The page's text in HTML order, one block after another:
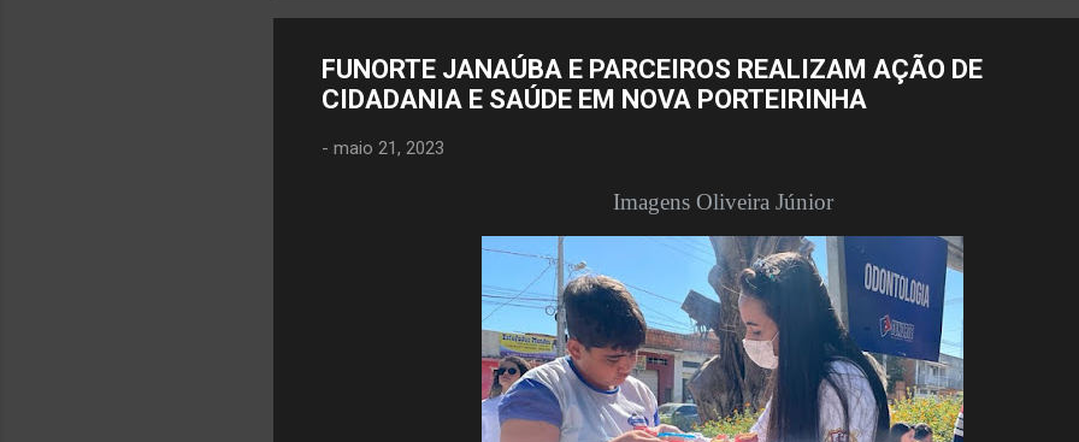
FUNORTE JANAÚBA E PARCEIROS REALIZAM AÇÃO DE
CIDADANIA E SAÚDE EM NOVA PORTEIRINHA
- maio 21, 2023
Imagens Oliveira Júnior